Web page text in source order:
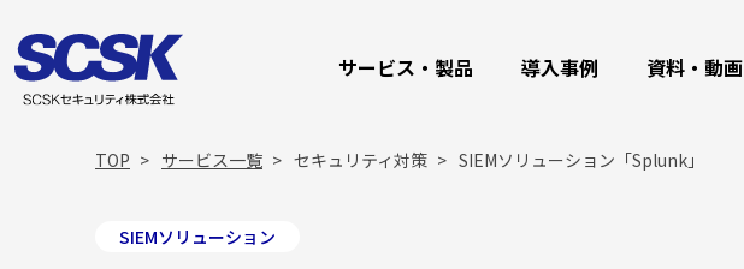
サービス・製品 導入事例 資料・動画
TOP サービス一覧 セキュリティ対策 SIEMソリューション「Splunk」
SIEMソリューション